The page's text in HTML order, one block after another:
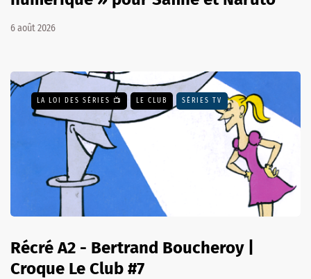
6 août 2026
LA LOI DES SÉRIES 📺 LE CLUB SÉRIES TV
Récré A2 - Bertrand Boucheroy |
Croque Le Club #7